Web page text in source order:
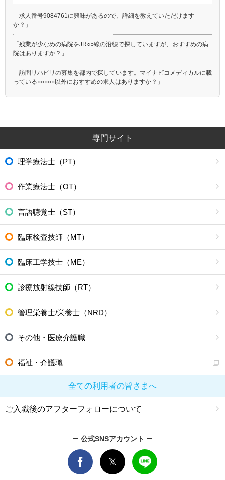
「求人番号9084761に興味があるので、詳細を教えていただけます
か？」
「残業が少なめの病院をJR○○線の沿線で探していますが、おすすめの病
院はありますか？」
「訪問リハビリの募集を都内で探しています。マイナビコメディカルに載
っている○○○○○以外におすすめの求人はありますか？」
専門サイト
理学療法士（PT）
作業療法士（OT）
言語聴覚士（ST）
臨床検査技師（MT）
臨床工学技士（ME）
診療放射線技師（RT）
管理栄養士/栄養士（NRD）
その他・医療介護職
福祉・介護職
全ての利用者の皆さまへ
ご入職後のアフターフォローについて
公式SNSアカウント